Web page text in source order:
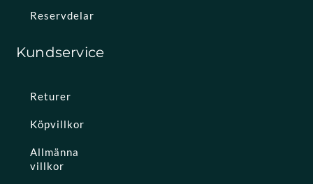
Reservdelar
Kundservice
Returer
Köpvillkor
Allmänna
villkor